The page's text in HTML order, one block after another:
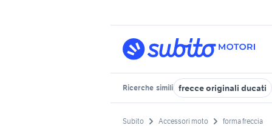
Ricerche simili frecce originali ducati
Subito Accessori moto forma freccia